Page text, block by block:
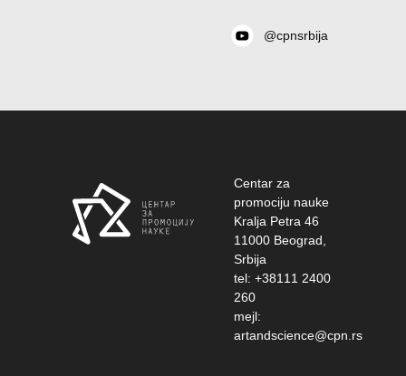
@cpnsrbija
Centar za
promociju nauke
Kralja Petra 46
11000 Beograd,
Srbija
tel: +38111 2400
260
mejl:
artandscience@cpn.rs